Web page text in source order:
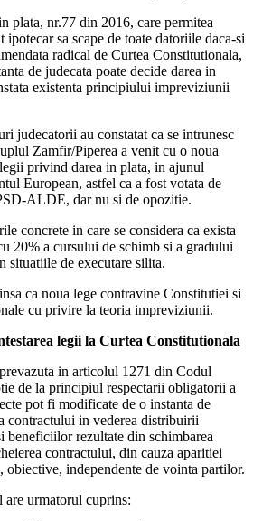
plata, nr.77 din 2016, care permitea
sa scape de toate datoriile daca-si
radical de Curtea Constitutionala,
de judecata poate decide darea in
existenta principiului impreviziunii
judecatorii au constatat ca se intrunesc
Zamfir/Piperea a venit cu o noua
privind darea in plata, in ajunul
European, astfel ca a fost votata de
ALDE, dar nu si de opozitie.
concrete in care se considera ca exista
20% a cursului de schimb si a gradului
situatiile de executare silita.
ca noua lege contravine Constitutiei si
cu privire la teoria impreviziunii.
legii la Curtea Constitutionala
in articolul 1271 din Codul
de la principiul respectarii obligatorii a
pot fi modificate de o instanta de
contractului in vederea distribuirii
beneficiilor rezultate din schimbarea
contractului, din cauza aparitiei
obiective, independente de vointa partilor.
urmatorul cuprins: